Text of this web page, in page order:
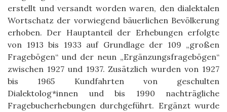
erstellt und versandt worden waren, den dialektalen
Wortschatz der vorwiegend bäuerlichen Bevölkerung
erhoben. Der Hauptanteil der Erhebungen erfolgte
von 1913 bis 1933 auf Grundlage der 109 „großen
Fragebögen“ und der neun „Ergänzungsfragebögen“
zwischen 1927 und 1937. Zusätzlich wurden von 1927
bis 1965 Kundfahrten von geschulten
Dialektolog*innen und bis 1990 nachträgliche
Fragebucherhebungen durchgeführt. Ergänzt wurde